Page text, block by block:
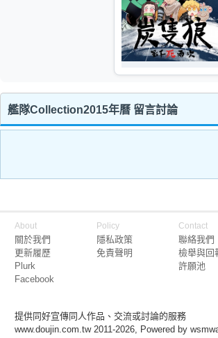
艦隊Collection2015年曆 留言討論
About
關於我們
更新履歷
Plurk
Facebook
Policy
隱私政策
免責聲明
Contact
聯絡我們
檢舉與回
許願池
提供同好宣傳同人作品、交流或討論的服務
www.doujin.com.tw 2011-2026, Powered by